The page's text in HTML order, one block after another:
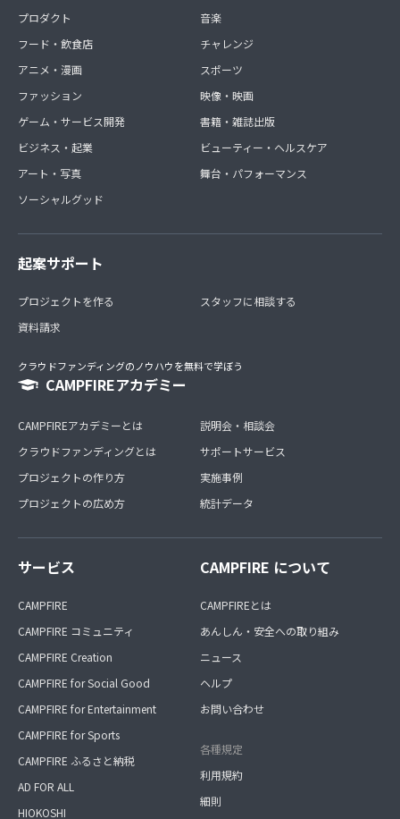
プロダクト
フード・飲食店
アニメ・漫画
ファッション
ゲーム・サービス開発
ビジネス・起業
アート・写真
ソーシャルグッド
音楽
チャレンジ
スポーツ
映像・映画
書籍・雑誌出版
ビューティー・ヘルスケア
舞台・パフォーマンス
起案サポート
プロジェクトを作る
資料請求
スタッフに相談する
クラウドファンディングのノウハウを無料で学ぼう
CAMPFIREアカデミー
CAMPFIREアカデミーとは
クラウドファンディングとは
プロジェクトの作り方
プロジェクトの広め方
説明会・相談会
サポートサービス
実施事例
統計データ
サービス
CAMPFIRE
CAMPFIRE コミュニティ
CAMPFIRE Creation
CAMPFIRE for Social Good
CAMPFIRE for Entertainment
CAMPFIRE for Sports
CAMPFIRE ふるさと納税
AD FOR ALL
HIOKOSHI
CAMPFIRE について
CAMPFIREとは
あんしん・安全への取り組み
ニュース
ヘルプ
お問い合わせ
各種規定
利用規約
細則